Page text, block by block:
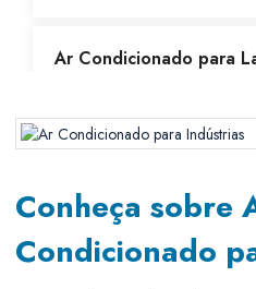
Ar Condicionado para
Ar Condicionado para
Ar Condicionado
Conheça sobre
Condicionado